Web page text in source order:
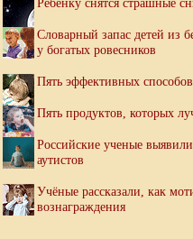
Словарный запас детей из
у богатых ровесников
Пять эффективных
Пять продуктов, которых
Российские ученые
аутистов
Учёные рассказали, как
вознаграждения